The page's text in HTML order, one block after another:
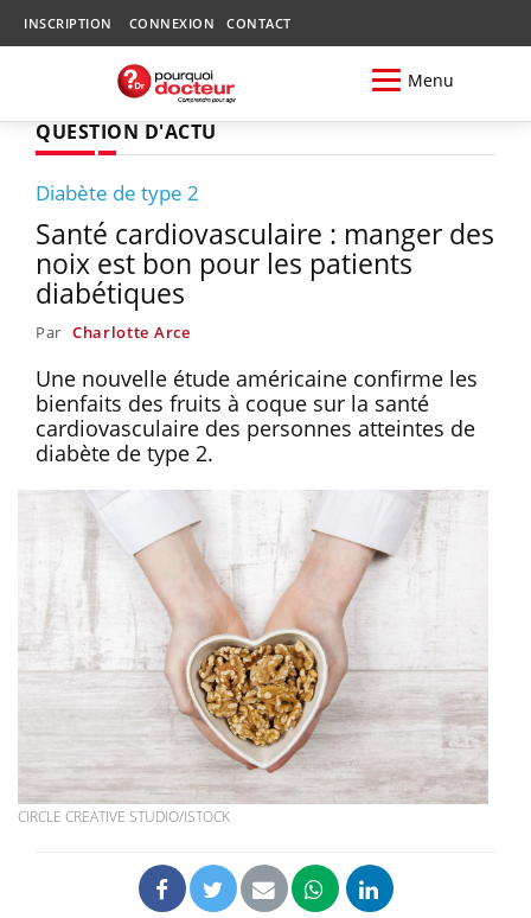
INSCRIPTION CONNEXION CONTACT
Menu
QUESTION D'ACTU
Diabète de type 2
Santé cardiovasculaire : manger des
noix est bon pour les patients
diabétiques
Par Charlotte Arce
Une nouvelle étude américaine confirme les
bienfaits des fruits à coque sur la santé
cardiovasculaire des personnes atteintes de
diabète de type 2.
CIRCLE CREATIVE STUDIO/ISTOCK